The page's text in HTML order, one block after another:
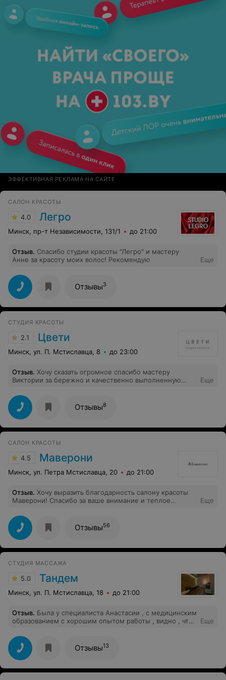
ЭФФЕКТИВНАЯ РЕКЛАМА НА САЙТЕ
САЛОН КРАСОТЫ
4.0 Легро
Минск, пр-т Независимости, 131/1 до 21:00
Отзыв. Спасибо студии красоты "Легро" и мастеру
Анне за красоту моих волос! Рекомендую
Еще
Отзывы3
СТУДИЯ КРАСОТЫ
2.1 Цвети
Минск, ул. П. Мстиславца, 8 до 23:00
Отзыв. Хочу сказать огромное спасибо мастеру
Виктории за бережно и качественно выполненную
сохраняется до сих пор). Результат оказался именно
таким, как я и хотела. Приятно, когда даже в
пасмурную погоду волосы выглядят ухоженно и
аккуратно. Обязательно приду еще :)
Еще
Отзывы8
САЛОН КРАСОТЫ
4.5 Маверони
Минск, ул. Петра Мстиславца, 20 до 21:00
Отзыв. Хочу выразить благодарность салону красоты
Маверони! Спасибо за ваше внимание и теплое
получаешь не только красоту и заряд бодрости, но и
отличное настроение. Недавно прошла курс массажа
лица у Анны. Анечка, спасибо большое за Ваш
профессионализм! Кожа стала свежей, упругой,
подтянутой. Очень, очень рекомендую салон красоты
Еще
Отзывы56
СТУДИЯ МАССАЖА
5.0 Тандем
Минск, ул. П. Мстиславца, 18 до 21:00
Отзыв. Была у специалиста Анастасии , с медицинским
образованием с хорошим опытом работы , видно , что
подход к клиенту , что немаловажно , профессионал
своего дела ! Попала в студию по рекомендации
знакомых , рекомендовали очень Анастасию , попасть
конечно очень трудно , нужно записываться заранее ,
но я осталась очень довольна ! Спасибо Анастасии , её
Еще
Отзывы13